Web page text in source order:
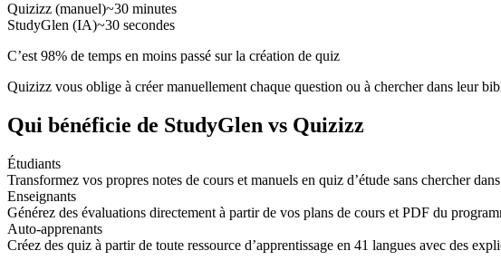
Quizizz (manuel)~30 minutes
StudyGlen (IA)~30 secondes
C’est 98% de temps en moins passé sur la création de quiz
Quizizz vous oblige à créer manuellement chaque question ou à chercher dans leur
Qui bénéficie de StudyGlen vs Quizizz
Étudiants
Transformez vos propres notes de cours et manuels en quiz d’étude sans chercher
Enseignants
Générez des évaluations directement à partir de vos plans de cours et PDF du
Auto-apprenants
Créez des quiz à partir de toute ressource d’apprentissage en 41 langues avec des